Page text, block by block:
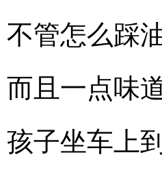
不管怎么踩
而且一点味
孩子坐车上